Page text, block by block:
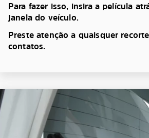
Para fazer isso, insira a película
janela do veículo.
Preste atenção a quaisquer
contatos.